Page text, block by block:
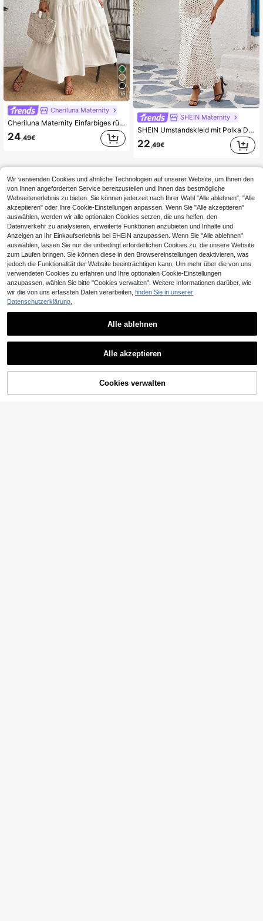
15
Cheriluna Maternity
Cheriluna Maternity Einfarbiges rückenfreies Maxikleid für Schwangere
24,49€
SHEIN Maternity
SHEIN Umstandskleid mit Polka Dot Muster, quadratischem Ausschnitt und figurbetonter eleganter Form
22 ,49€
JETZT EINKAUFEN
Wir verwenden Cookies und ähnliche Technologien auf unserer Website, um Ihnen den
von Ihnen angeforderten Service bereitzustellen und Ihnen das bestmögliche
Webseitenerlebnis zu bieten. Sie können jederzeit nach Ihrer Wahl "Alle ablehnen", "Alle
akzeptieren" oder Ihre Cookie-Einstellungen anpassen. Wenn Sie "Alle akzeptieren"
auswählen, werden wir alle optionalen Cookies setzen, die uns helfen, den
Datenverkehr zu analysieren, erweiterte Funktionen anzubieten und Inhalte und
Anzeigen an Ihr Einkaufserlebnis bei SHEIN anzupassen. Wenn Sie "Alle ablehnen"
auswählen, lassen Sie nur die unbedingt erforderlichen Cookies zu, die unsere Website
zum Laufen bringen. Sie können diese in den Browsereinstellungen deaktivieren, was
jedoch die Funktionalität der Website beeinträchtigen kann. Um mehr über die von uns
verwendeten Cookies zu erfahren und Ihre optionalen Cookie-Einstellungen
anzupassen, wählen Sie bitte "Cookies verwalten". Weitere Informationen darüber, wie
wir die von uns erfassten Daten verarbeiten, finden Sie in unserer
Datenschutzerklärung.
Alle ablehnen
Alle akzeptieren
Cookies verwalten